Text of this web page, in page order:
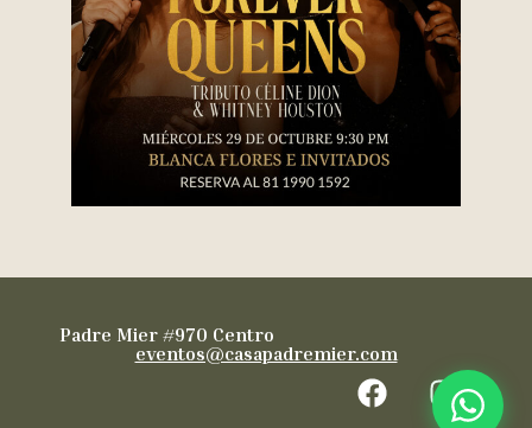
Padre Mier #970 Centro
eventos@casapadremier.com